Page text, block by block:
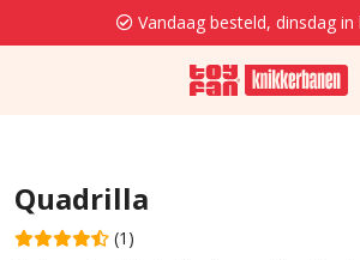
Vandaag besteld, dinsdag in
Quadrilla
(1)